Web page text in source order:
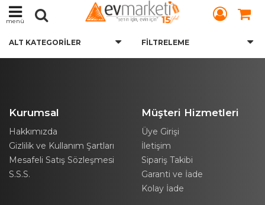
menü
ALT KATEGORILER FILTRELEME
Kurumsal
Hakkımızda
Gizlilik ve Kullanım Şartları
Mesafeli Satış Sözleşmesi
S.S.S.
Müşteri Hizmetleri
Üye Girişi
İletişim
Sipariş Takibi
Garanti ve İade
Kolay İade